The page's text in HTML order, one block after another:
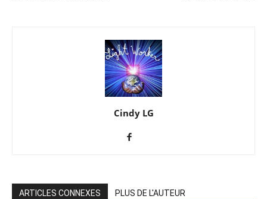
Cindy LG
ARTICLES CONNEXES PLUS DE L'AUTEUR